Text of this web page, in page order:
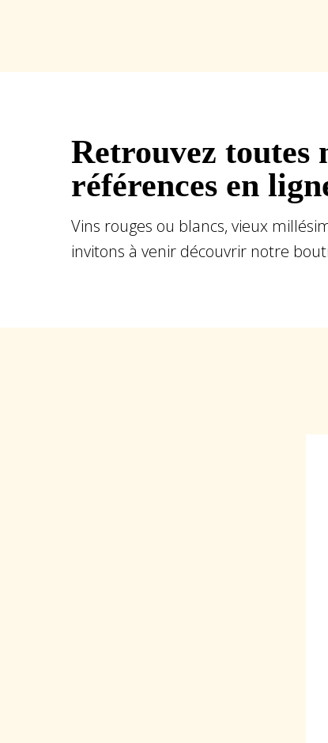
Retrouvez toutes
références en
Vins rouges ou blancs, vieux
invitons à venir découvrir notre